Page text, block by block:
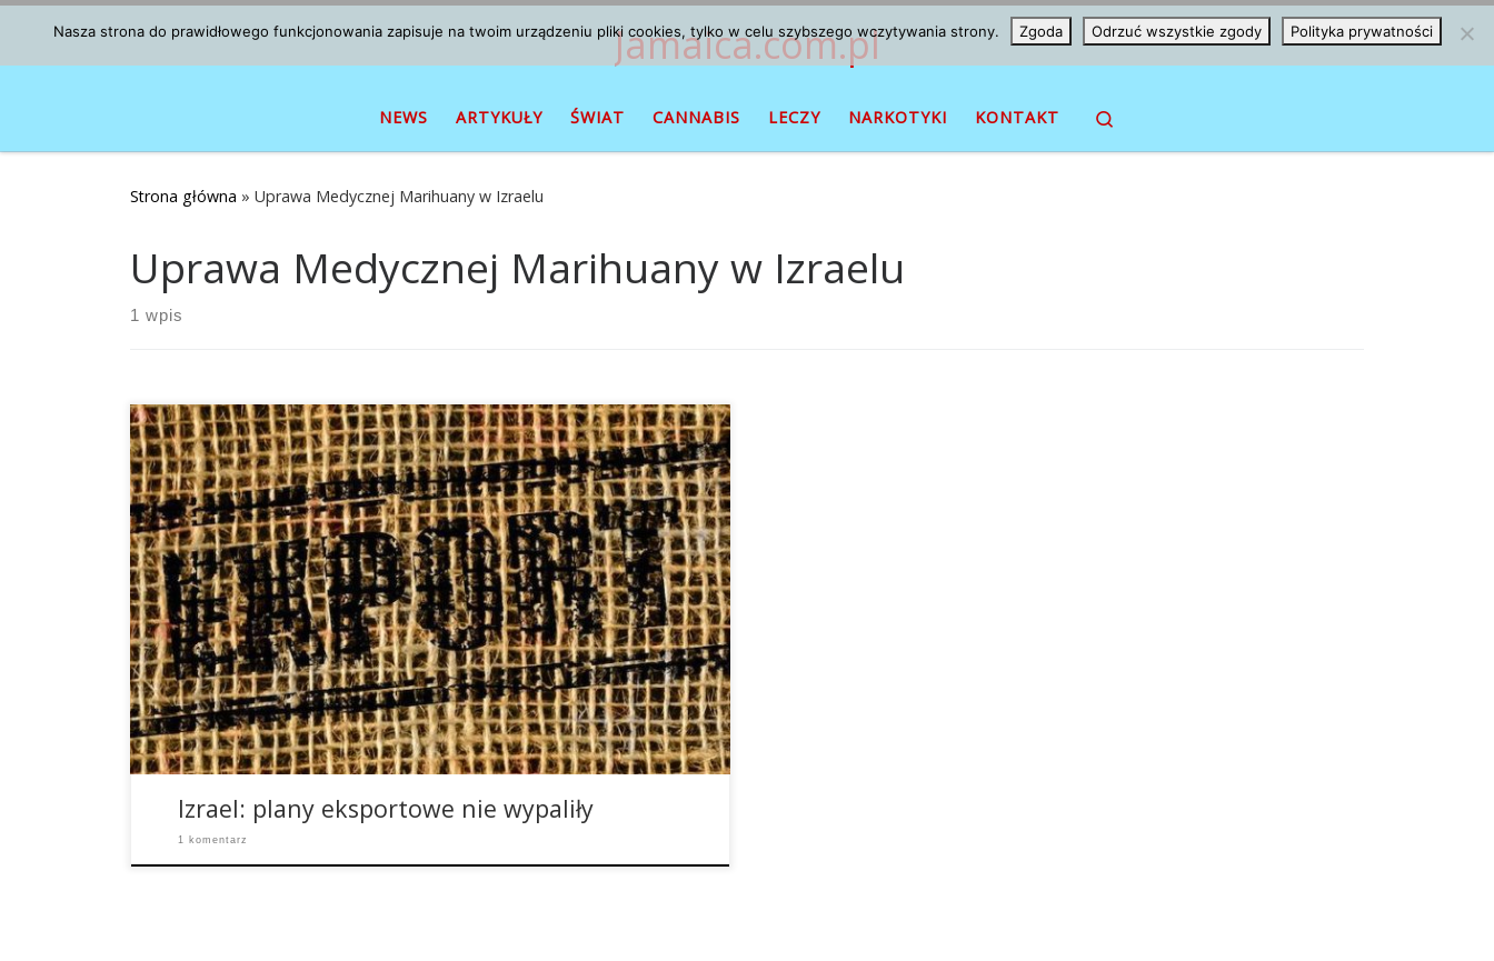
Przejdź do treści Jamaica.com.pl
NEWS ARTYKUŁY ŚWIAT CANNABIS LECZY NARKOTYKI KONTAKT
Strona główna » Uprawa Medycznej Marihuany w Izraelu
Uprawa Medycznej Marihuany w Izraelu
1 wpis
Izraelski rząd na 2018 rok planował wprowadzenie eksportu medycznej
marihuany i to w dużym stylu. Jednak te plany niespodziewanie zostały
zakończone – międzynarodowy eksport medycznej mariuany zgodnie z
kanadyjskim przykładem na razie został zostawioy na lodzie. Zgodnie z
doniesieniami z mediów jest to wynik specjalnego posiedzenia izraelskiego
premiera Netanyahu ze […]
Izrael: plany eksportowe nie wypaliły
1 komentarz
Nasza strona do prawidłowego funkcjonowania zapisuje na twoim urządzeniu pliki cookies, tylko w celu szybszego wczytywania strony. Zgoda Odrzuć wszystkie zgody Polityka prywatności